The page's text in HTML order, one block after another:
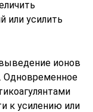
или усилить
ионов
Одновременное
к усилению или